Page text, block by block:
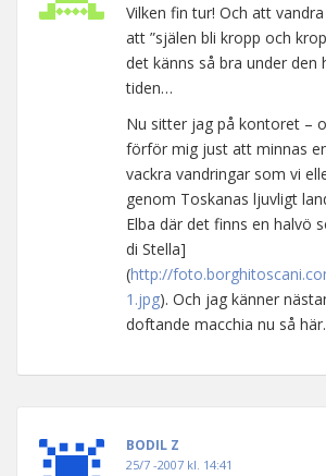
Vilken fin tur! Och att
att ”själen bli kropp och
det känns så bra under den
tiden…
Nu sitter jag på kontoret –
förför mig just att minnas
vackra vandringar som vi
genom Toskanas ljuvligt
Elba där det finns en halvö
di Stella]
(http://
1.jpg). Och jag känner
doftande macchia nu så
BODIL Z
25/7 -2007 kl. 14:41